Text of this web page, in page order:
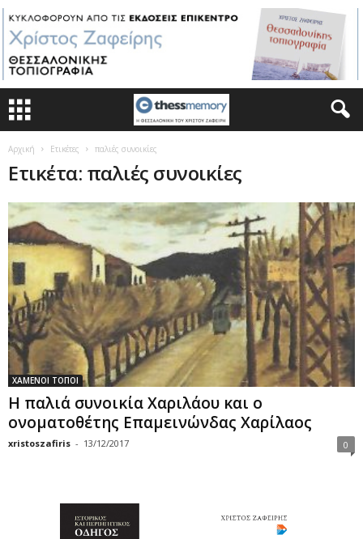
Αρχική Ετικέτες παλιές συνοικίες
Ετικέτα: παλιές συνοικίες
ΧΑΜΕΝΟΙ ΤΟΠΟΙ
Η παλιά συνοικία Χαριλάου και ο
ονοματοθέτης Επαμεινώνδας Χαρίλαος
xristoszafiris - 13/12/2017 0